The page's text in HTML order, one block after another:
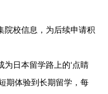
院校信息，为后续申请积
日本留学路上的‘点睛
期体验到长期留学，每